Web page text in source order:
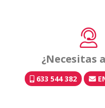
¿Necesitas
633 544 382